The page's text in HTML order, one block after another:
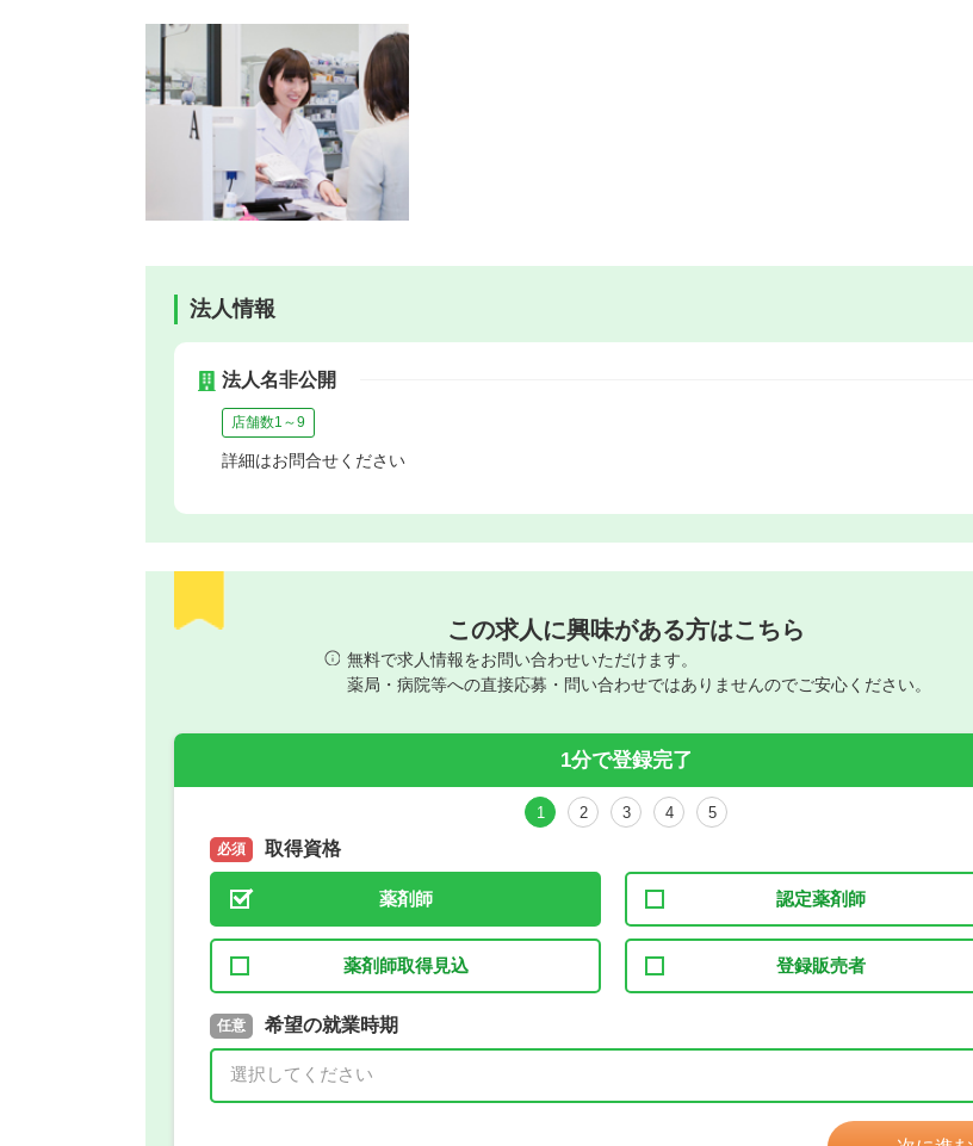
法人情報
法人名非公開
店舗数1～9
詳細はお問合せください
この求人に興味がある方はこちら
無料で求人情報をお問い合わせいただけます。
薬局・病院等への直接応募・問い合わせではありませんのでご安心ください。
1分で登録完了
1 2 3 4 5
必須 取得資格
薬剤師 認定薬剤師
薬剤師取得見込 登録販売者
必須 取得予定年
年 3月
任意 希望の就業時期